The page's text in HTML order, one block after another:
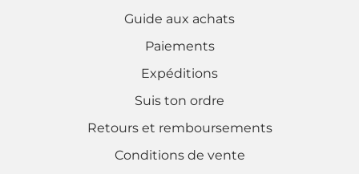
Guide aux achats
Paiements
Expéditions
Suis ton ordre
Retours et remboursements
Conditions de vente